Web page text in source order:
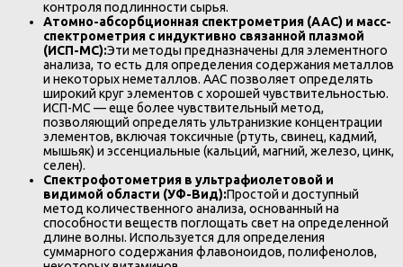
контроля подлинности сырья.
Атомно-абсорбционная спектрометрия (ААС) и масс-
спектрометрия с индуктивно связанной плазмой
(ИСП-МС):Эти методы предназначены для элементного
анализа, то есть для определения содержания металлов
и некоторых неметаллов. ААС позволяет определять
широкий круг элементов с хорошей чувствительностью.
ИСП-МС — еще более чувствительный метод,
позволяющий определять ультранизкие концентрации
элементов, включая токсичные (ртуть, свинец, кадмий,
мышьяк) и эссенциальные (кальций, магний, железо, цинк,
селен).
Спектрофотометрия в ультрафиолетовой и
видимой области (УФ-Вид):Простой и доступный
метод количественного анализа, основанный на
способности веществ поглощать свет на определенной
длине волны. Используется для определения
суммарного содержания флавоноидов, полифенолов,